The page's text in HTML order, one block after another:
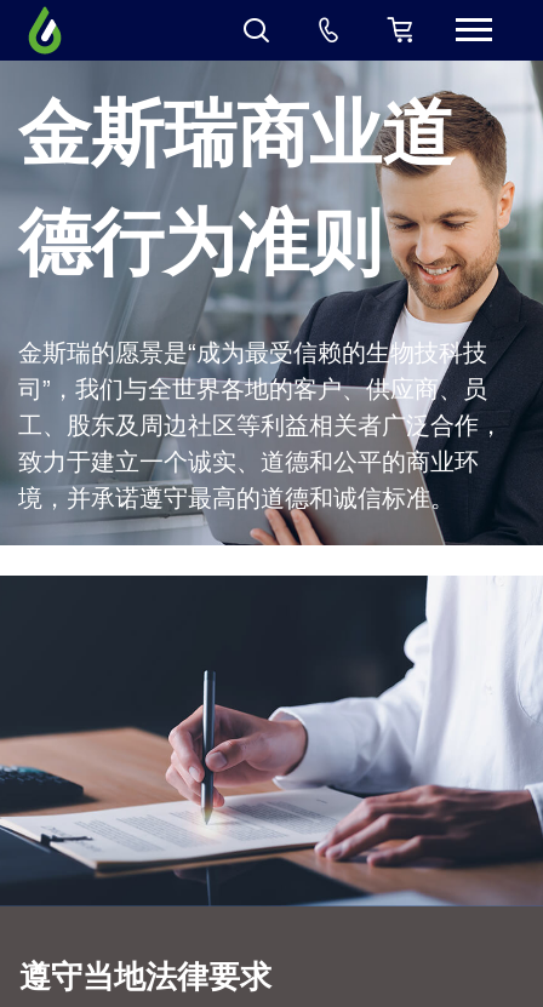
金斯瑞商业道
德行为准则
金斯瑞的愿景是“成为最受信赖的生物技科技
司”，我们与全世界各地的客户、供应商、员
工、股东及周边社区等利益相关者广泛合作，
致力于建立一个诚实、道德和公平的商业环
境，并承诺遵守最高的道德和诚信标准。
遵守当地法律要求